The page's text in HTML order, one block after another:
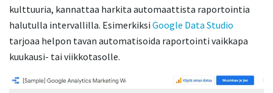
kulttuuria, kannattaa harkita automaattista raportointia
halutulla intervallilla. Esimerkiksi Google Data Studio
tarjoaa helpon tavan automatisoida raportointi vaikkapa
kuukausi- tai viikkotasolle.